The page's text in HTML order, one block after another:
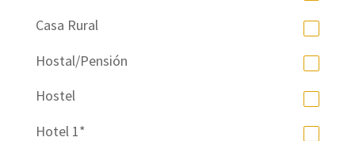
Casa Rural
Hostal/Pensión
Hostel
Hotel 1*